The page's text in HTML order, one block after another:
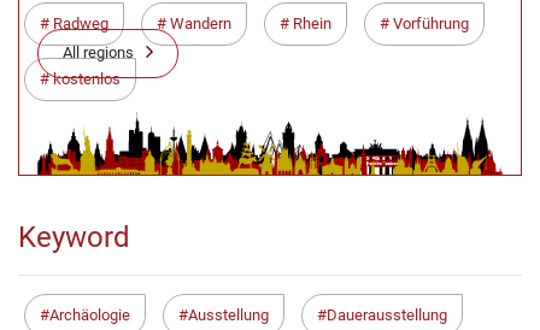
Radweg Wandern Rhein Vorführung
kostenlos
All regions
Keyword
Archäologie Ausstellung Dauerausstellung